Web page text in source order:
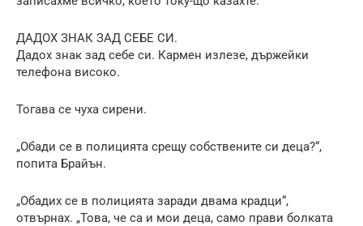
ДАДОХ ЗНАК ЗАД СЕБЕ СИ.
Дадох знак зад себе си. Кармен излезе, държейки
телефона високо.
Тогава се чуха сирени.
„Обади се в полицията срещу собствените си деца?“,
попита Брайън.
„Обадих се в полицията заради двама крадци“,
отвърнах. „Това, че са и мои деца, само прави болката